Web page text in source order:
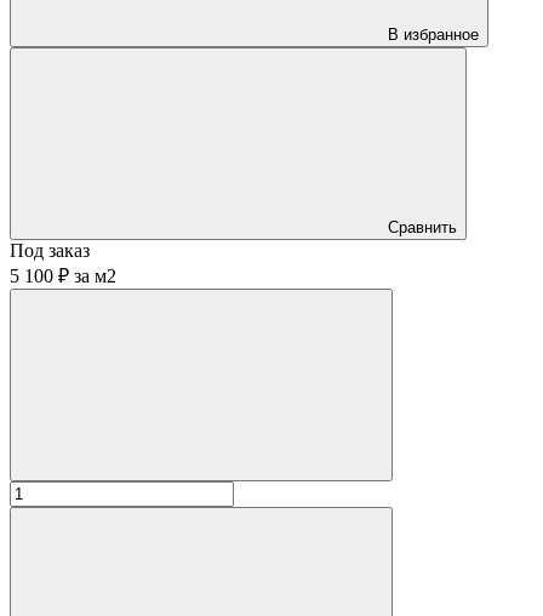
В избранное
Сравнить
Под заказ
5 100 ₽ за м2